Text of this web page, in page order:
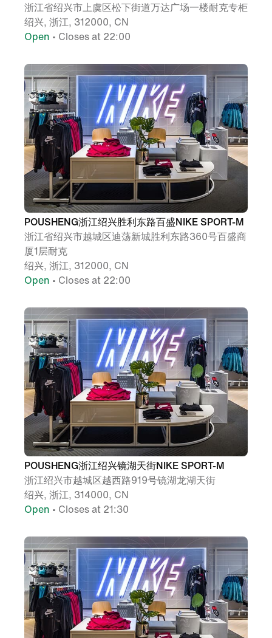
浙江省绍兴市上虞区松下街道万达广场一楼耐克专柜
绍兴, 浙江, 312000, CN
Open • Closes at 22:00
POUSHENG浙江绍兴胜利东路百盛NIKE SPORT-M
浙江省绍兴市越城区迪荡新城胜利东路360号百盛商
厦1层耐克
绍兴, 浙江, 312000, CN
Open • Closes at 22:00
POUSHENG浙江绍兴镜湖天街NIKE SPORT-M
浙江绍兴市越城区越西路919号镜湖龙湖天街
绍兴, 浙江, 314000, CN
Open • Closes at 21:30